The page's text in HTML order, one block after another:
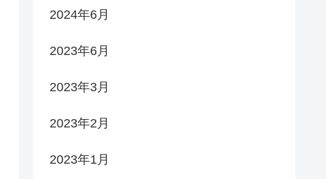
2024年6月
2023年6月
2023年3月
2023年2月
2023年1月